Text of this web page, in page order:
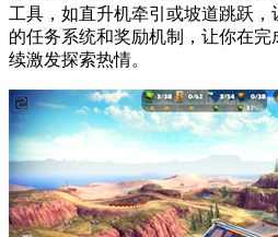
工具，如直升机牵引或坡道跳跃
的任务系统和奖励机制，让你在
续激发探索热情。